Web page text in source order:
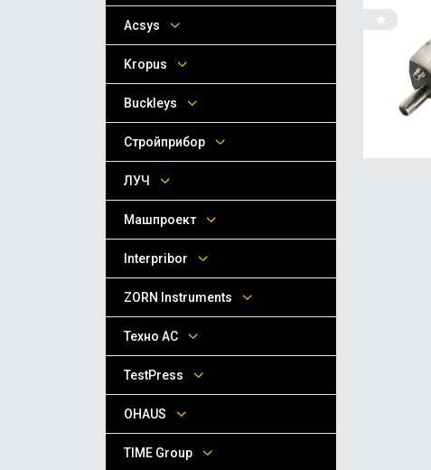
Acsys
Kropus
Buckleys
Стройприбор
ЛУЧ
Машпроект
Interpribor
ZORN Instruments
Техно АС
TestPress
OHAUS
TIME Group